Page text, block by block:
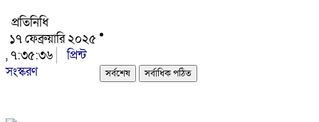
প্রতিনিধি
১৭ ফেব্রুয়ারি ২০২৫
, ৭:৩৫:৩৬
প্রিন্ট
সংস্করণ
সর্বশেষ সর্বাধিক পঠিত